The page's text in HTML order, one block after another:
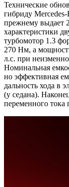
Технические
гибриду
прежнему выдает
характеристики
турбомотор 1.3
270 Нм, а
л.с. при
Номинальная
но эффективная
дальность хода в
(у седана).
переменного